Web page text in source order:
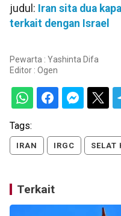
judul: Iran sita dua
terkait dengan Israel
Pewarta : Yashinta Difa
Editor : Ogen
Tags:
IRAN IRGC SELAT
Terkait